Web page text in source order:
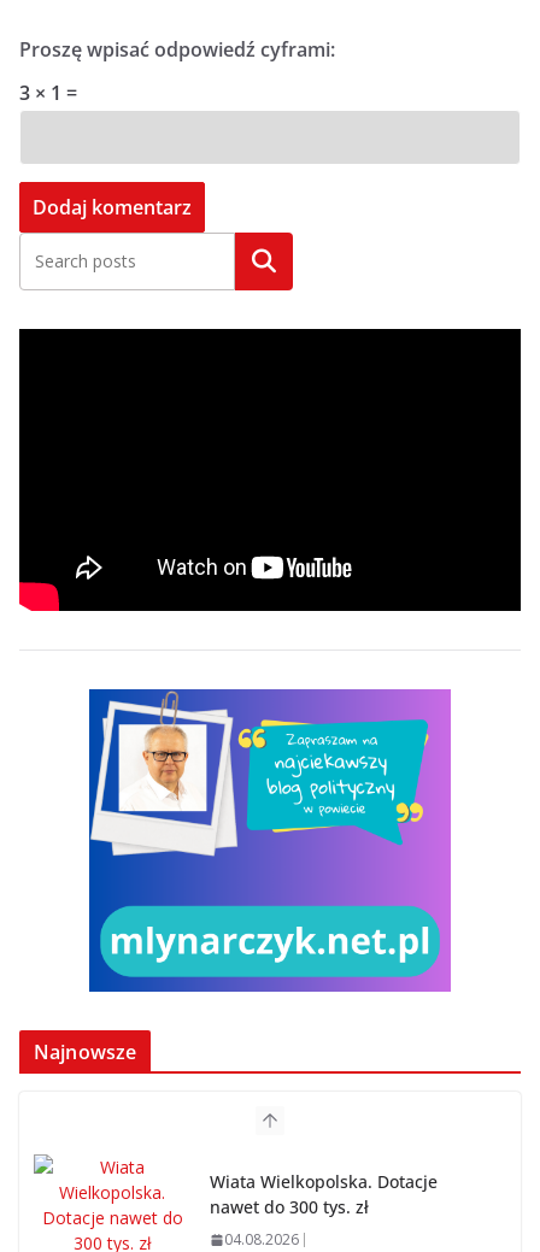
Proszę wpisać odpowiedź cyframi:
3 × 1 =
Szukaj
Najnowsze
Wiata Wielkopolska. Dotacje
nawet do 300 tys. zł
04.08.2026